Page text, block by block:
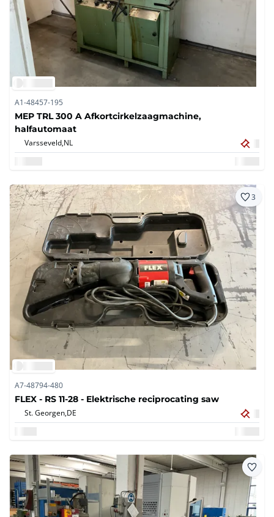
A1-48457-195
MEP TRL 300 A Afkortcirkelzaagmachine,
halfautomaat
Varsseveld,NL
3
A7-48794-480
FLEX - RS 11-28 - Elektrische reciprocating saw
St. Georgen,DE